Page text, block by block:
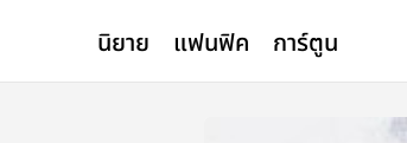
นิยาย แฟนฟิค การ์ตูน